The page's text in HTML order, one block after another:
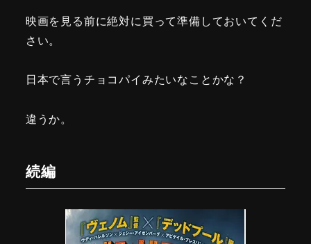
映画を見る前に絶対に買って準備しておいてくだ
さい。
日本で言うチョコパイみたいなことかな？
違うか。
続編